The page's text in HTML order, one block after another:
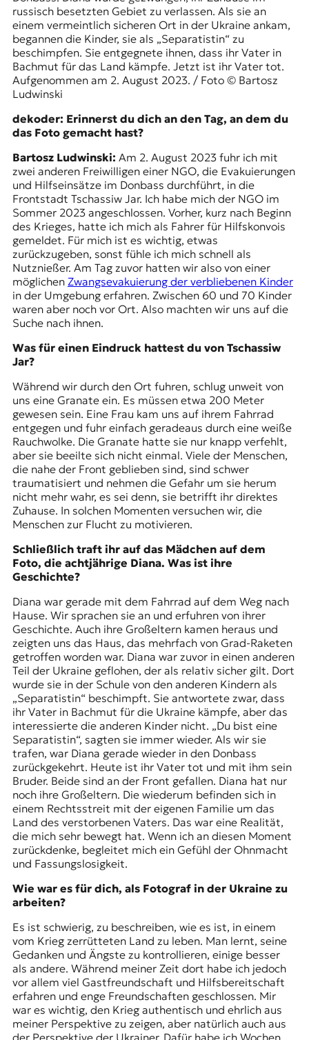
t
e
n
z
z
u
O
t
e
r
o
p
a
russisch besetzten Gebiet zu verlassen. Als sie an
einem vermeintlich sicheren Ort in der Ukraine ankam,
begannen die Kinder, sie als „Separatistin“ zu
beschimpfen. Sie entgegnete ihnen, dass ihr Vater in
Bachmut für das Land kämpfe. Jetzt ist ihr Vater tot.
Aufgenommen am 2. August 2023. / Foto © Bartosz
Ludwinski
dekoder: Erinnerst du dich an den Tag, an dem du
das Foto gemacht hast?
Bartosz Ludwinski: Am 2. August 2023 fuhr ich mit
zwei anderen Freiwilligen einer NGO, die Evakuierungen
und Hilfseinsätze im Donbass durchführt, in die
Frontstadt Tschassiw Jar. Ich habe mich der NGO im
Sommer 2023 angeschlossen. Vorher, kurz nach Beginn
des Krieges, hatte ich mich als Fahrer für Hilfskonvois
gemeldet. Für mich ist es wichtig, etwas
zurückzugeben, sonst fühle ich mich schnell als
Nutznießer. Am Tag zuvor hatten wir also von einer
möglichen Zwangsevakuierung der verbliebenen Kinder
in der Umgebung erfahren. Zwischen 60 und 70 Kinder
waren aber noch vor Ort. Also machten wir uns auf die
Suche nach ihnen.
Was für einen Eindruck hattest du von Tschassiw
Jar?
Während wir durch den Ort fuhren, schlug unweit von
uns eine Granate ein. Es müssen etwa 200 Meter
gewesen sein. Eine Frau kam uns auf ihrem Fahrrad
entgegen und fuhr einfach geradeaus durch eine weiße
Rauchwolke. Die Granate hatte sie nur knapp verfehlt,
aber sie beeilte sich nicht einmal. Viele der Menschen,
die nahe der Front geblieben sind, sind schwer
traumatisiert und nehmen die Gefahr um sie herum
nicht mehr wahr, es sei denn, sie betrifft ihr direktes
Zuhause. In solchen Momenten versuchen wir, die
Menschen zur Flucht zu motivieren.
Schließlich traft ihr auf das Mädchen auf dem
Foto, die achtjährige Diana. Was ist ihre
Geschichte?
Diana war gerade mit dem Fahrrad auf dem Weg nach
Hause. Wir sprachen sie an und erfuhren von ihrer
Geschichte. Auch ihre Großeltern kamen heraus und
zeigten uns das Haus, das mehrfach von Grad-Raketen
getroffen worden war. Diana war zuvor in einen anderen
Teil der Ukraine geflohen, der als relativ sicher gilt. Dort
wurde sie in der Schule von den anderen Kindern als
„Separatistin“ beschimpft. Sie antwortete zwar, dass
ihr Vater in Bachmut für die Ukraine kämpfe, aber das
interessierte die anderen Kinder nicht. „Du bist eine
Separatistin“, sagten sie immer wieder. Als wir sie
trafen, war Diana gerade wieder in den Donbass
zurückgekehrt. Heute ist ihr Vater tot und mit ihm sein
Bruder. Beide sind an der Front gefallen. Diana hat nur
noch ihre Großeltern. Die wiederum befinden sich in
einem Rechtsstreit mit der eigenen Familie um das
Land des verstorbenen Vaters. Das war eine Realität,
die mich sehr bewegt hat. Wenn ich an diesen Moment
zurückdenke, begleitet mich ein Gefühl der Ohnmacht
und Fassungslosigkeit.
Wie war es für dich, als Fotograf in der Ukraine zu
arbeiten?
Es ist schwierig, zu beschreiben, wie es ist, in einem
vom Krieg zerrütteten Land zu leben. Man lernt, seine
Gedanken und Ängste zu kontrollieren, einige besser
als andere. Während meiner Zeit dort habe ich jedoch
vor allem viel Gastfreundschaft und Hilfsbereitschaft
erfahren und enge Freundschaften geschlossen. Mir
war es wichtig, den Krieg authentisch und ehrlich aus
meiner Perspektive zu zeigen, aber natürlich auch aus